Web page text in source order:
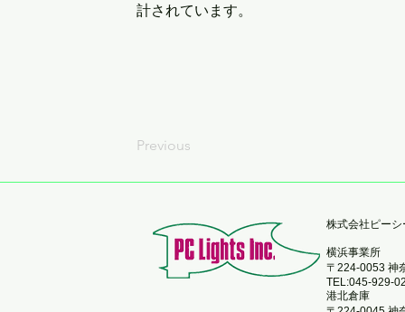
計されています。
Previous
株式会社ピーシ
横浜事業所
〒224-0053 神
TEL:045-929-
港北倉庫